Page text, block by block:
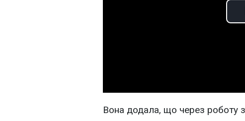
Вона додала, що через роботу